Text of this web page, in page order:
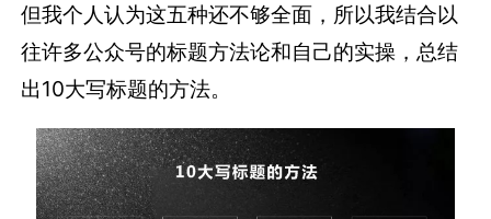
但我个人认为这五种还不够全面，所以我结合以
往许多公众号的标题方法论和自己的实操，总结
出10大写标题的方法。